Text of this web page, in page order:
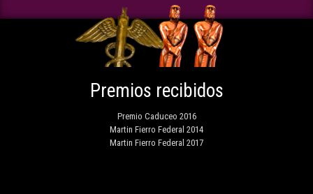
Premios recibidos
Premio Caduceo 2016
Martin Fierro Federal 2014
Martin Fierro Federal 2017